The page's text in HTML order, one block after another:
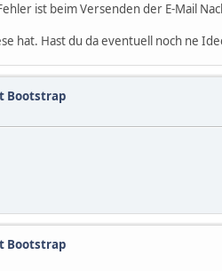
ist beim Versenden der E-Mail
hat. Hast du da eventuell noch ne
Bootstrap
Bootstrap